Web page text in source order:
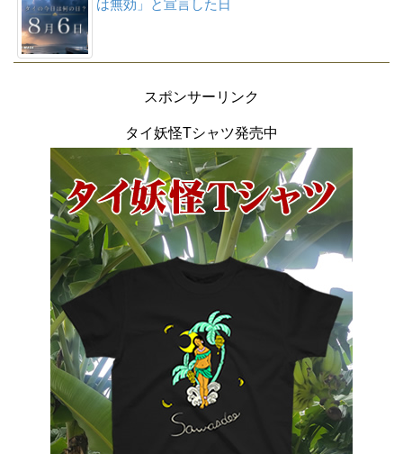
は無効」と宣言した日
スポンサーリンク
タイ妖怪Tシャツ発売中